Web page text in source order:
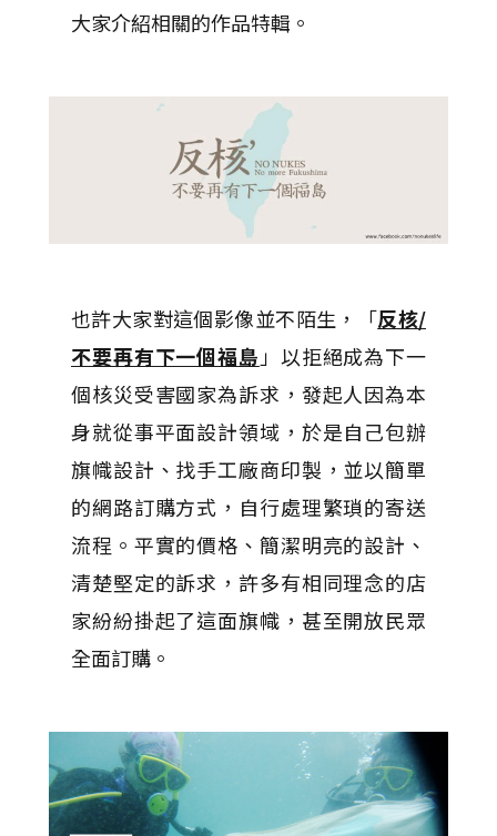
大家介紹相關的作品特輯。
也許大家對這個影像並不陌生，「反核/
不要再有下一個福島 」以拒絕成為下一
個核災受害國家為訴求，發起人因為本
身就從事平面設計領域，於是自己包辦
旗幟設計、找手工廠商印製，並以簡單
的網路訂購方式，自行處理繁瑣的寄送
流程。平實的價格、簡潔明亮的設計、
清楚堅定的訴求，許多有相同理念的店
家紛紛掛起了這面旗幟，甚至開放民眾
全面訂購。